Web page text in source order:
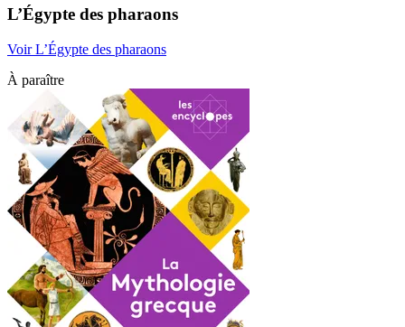
L’Égypte des pharaons
Voir L’Égypte des pharaons
À paraître